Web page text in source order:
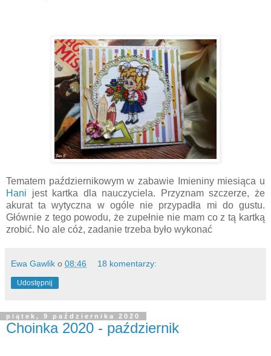
Tematem październikowym w zabawie Imieniny miesiąca u
Hani jest kartka dla nauczyciela. Przyznam szczerze, że
akurat ta wytyczna w ogóle nie przypadła mi do gustu.
Głównie z tego powodu, że zupełnie nie mam co z tą kartką
zrobić. No ale cóż, zadanie trzeba było wykonać
Ewa Gawlik o 08:46 18 komentarzy:
Udostępnij
piątek, 9 października 2020
Choinka 2020 - październik